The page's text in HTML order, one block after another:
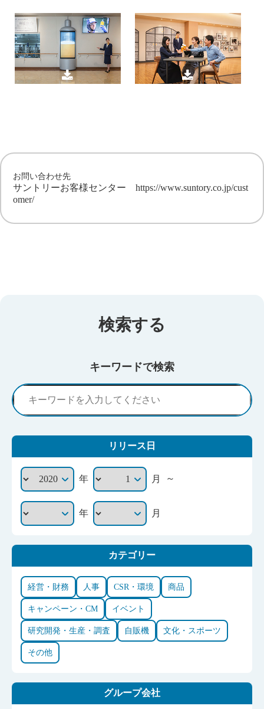
お問い合わせ先
サントリーお客様センター https://www.suntory.co.jp/cust
omer/
検索する
キーワードで検索
リリース日
年 月 ～
年 月
カテゴリー
経営・財務 人事 CSR・環境 商品
キャンペーン・CM イベント
研究開発・生産・調査 自販機 文化・スポーツ
その他
グループ会社